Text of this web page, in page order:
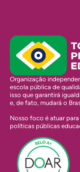
Organização
escola pública de
isso que garantirá
e, de fato, mudará o
Nosso foco é atuar
políticas públicas